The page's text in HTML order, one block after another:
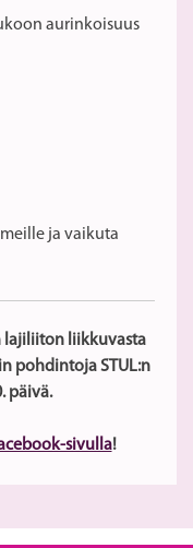
aurinkoisuus
ja vaikuta
lajiliiton liikkuvasta
pohdintoja STUL:n
päivä.
sivulla!